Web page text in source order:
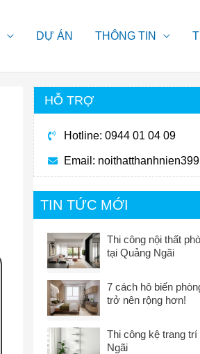
DỰ ÁN THÔNG TIN
HỖ TRỢ
Hotline: 0944 01 04 09
Email:
TIN TỨC MỚI
Thi công nội thất
tại Quảng Ngãi
7 cách hô biến
trở nên rộng hơn!
Thi công kệ trang trí
Ngãi